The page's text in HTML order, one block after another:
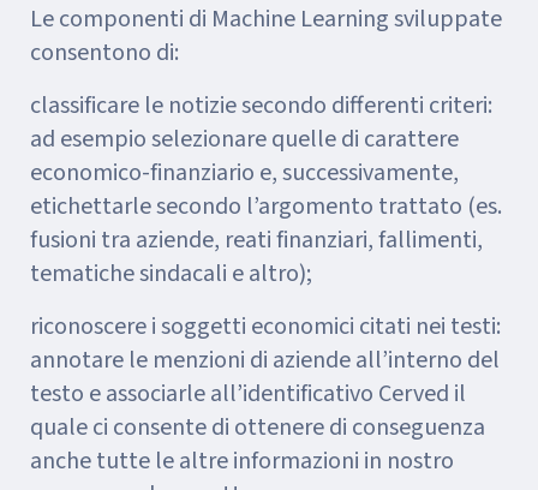
Le componenti di Machine Learning sviluppate
consentono di:
classificare le notizie secondo differenti criteri:
ad esempio selezionare quelle di carattere
economico-finanziario e, successivamente,
etichettarle secondo l’argomento trattato (es.
fusioni tra aziende, reati finanziari, fallimenti,
tematiche sindacali e altro);
riconoscere i soggetti economici citati nei testi:
annotare le menzioni di aziende all’interno del
testo e associarle all’identificativo Cerved il
quale ci consente di ottenere di conseguenza
anche tutte le altre informazioni in nostro